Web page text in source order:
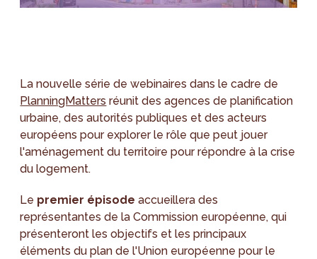
La nouvelle série de webinaires dans le cadre de
PlanningMatters réunit des agences de planification
urbaine, des autorités publiques et des acteurs
européens pour explorer le rôle que peut jouer
l'aménagement du territoire pour répondre à la crise
du logement.
Le premier épisode accueillera des
représentantes de la Commission européenne, qui
présenteront les objectifs et les principaux
éléments du plan de l'Union européenne pour le